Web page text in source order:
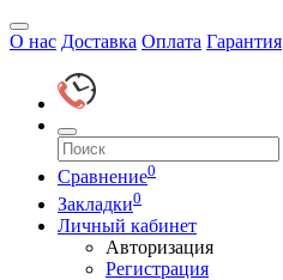
О нас Доставка Оплата Гарантия
Сравнение0
Закладки0
Личный кабинет
Авторизация
Регистрация